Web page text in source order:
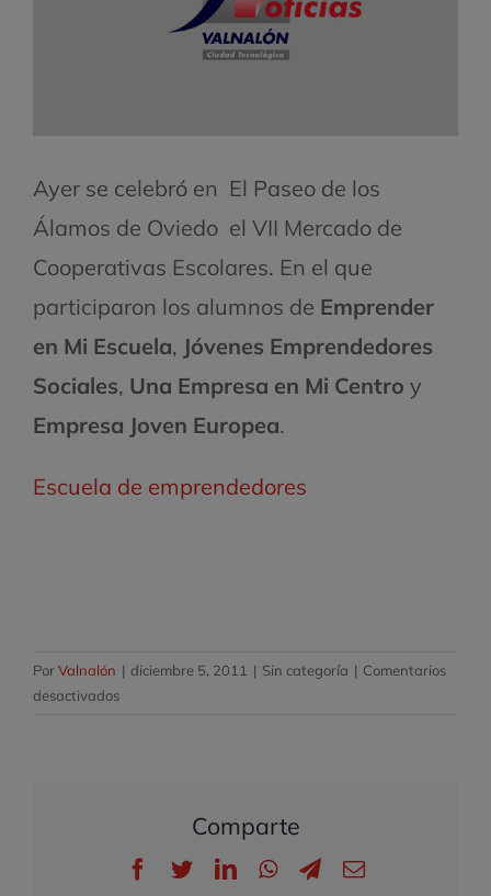
Ayer se celebró en El Paseo de los
Álamos de Oviedo el VII Mercado de
Cooperativas Escolares. En el que
participaron los alumnos de Emprender
en Mi Escuela, Jóvenes Emprendedores
Sociales, Una Empresa en Mi Centro y
Empresa Joven Europea.
Escuela de emprendedores
PorValnalón | diciembre 5, 2011 | Sin categoría | Comentarios
desactivadosen
Comparte
Facebook
TwitterLinkedInWhatsApp
Telegram
Correo